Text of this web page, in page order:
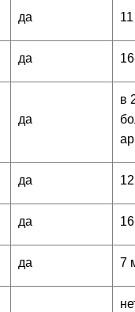
да
да
да
в
да
да
да 7